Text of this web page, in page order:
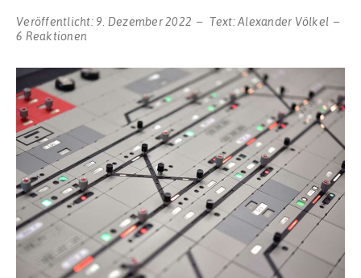
Veröffentlicht: 9. Dezember 2022 Text:Alexander Völkel
6 Reaktionen